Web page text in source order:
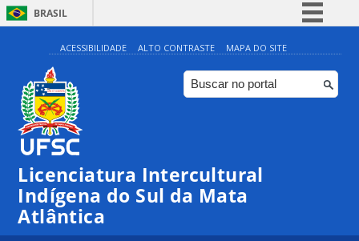
BRASIL
Simplifique!
Comunica BR
Participe
Canais
ACESSIBILIDADE ALTO CONTRASTE MAPA DO SITE
Licenciatura Intercultural
Indígena do Sul da Mata
Atlântica